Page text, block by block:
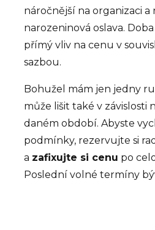
náročnější na organizaci a
narozeninová oslava.
přímý vliv na cenu v
sazbou.
Bohužel mám jen jedny
může lišit také v závislosti
daném období. Abyste
podmínky, rezervujte si
a zafixujte si cenu po
Poslední volné termíny